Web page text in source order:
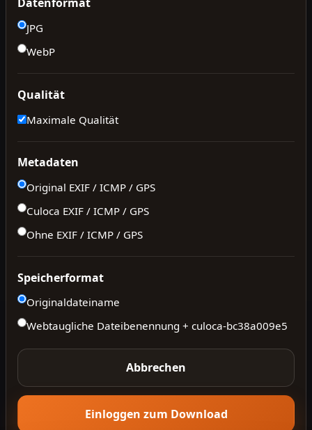
Datenformat
JPG
WebP
Qualität
Maximale Qualität
Metadaten
Original EXIF / ICMP / GPS
Culoca EXIF / ICMP / GPS
Ohne EXIF / ICMP / GPS
Speicherformat
Originaldateiname
Webtaugliche Dateibenennung + culoca-bc38a009e5
Abbrechen
Einloggen zum Download